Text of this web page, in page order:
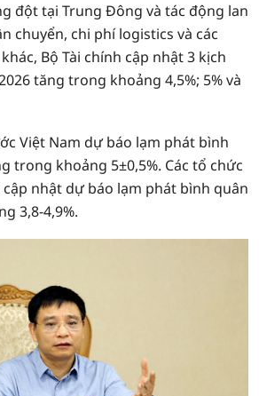
đột tại Trung Đông và tác động lan
chuyển, chi phí logistics và các
Bộ Tài chính cập nhật 3 kịch
tăng trong khoảng 4,5%; 5% và
Việt Nam dự báo lạm phát bình
trong khoảng 5±0,5%. Các tổ chức
nhật dự báo lạm phát bình quân
3,8-4,9%.